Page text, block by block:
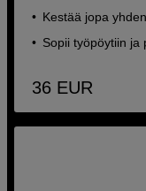
Kestää jopa
Sopii työpöytiin ja
36 EUR